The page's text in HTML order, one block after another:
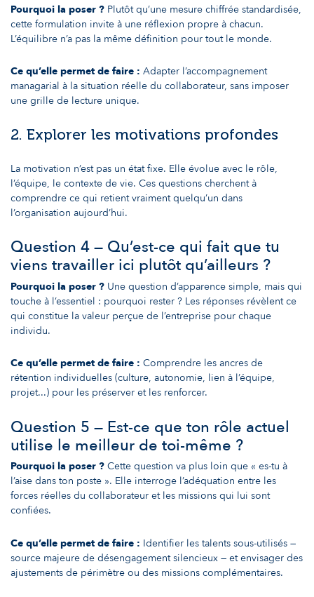
Pourquoi la poser ? Plutôt qu’une mesure chiffrée standardisée,
cette formulation invite à une réflexion propre à chacun.
L’équilibre n’a pas la même définition pour tout le monde.
Ce qu’elle permet de faire : Adapter l’accompagnement
managarial à la situation réelle du collaborateur, sans imposer
une grille de lecture unique.
2. Explorer les motivations profondes
La motivation n’est pas un état fixe. Elle évolue avec le rôle,
l’équipe, le contexte de vie. Ces questions cherchent à
comprendre ce qui retient vraiment quelqu’un dans
l’organisation aujourd’hui.
Question 4 — Qu’est-ce qui fait que tu
viens travailler ici plutôt qu’ailleurs ?
Pourquoi la poser ? Une question d’apparence simple, mais qui
touche à l’essentiel : pourquoi rester ? Les réponses révèlent ce
qui constitue la valeur perçue de l’entreprise pour chaque
individu.
Ce qu’elle permet de faire : Comprendre les ancres de
rétention individuelles (culture, autonomie, lien à l’équipe,
projet...) pour les préserver et les renforcer.
Question 5 — Est-ce que ton rôle actuel
utilise le meilleur de toi-même ?
Pourquoi la poser ? Cette question va plus loin que « es-tu à
l’aise dans ton poste ». Elle interroge l’adéquation entre les
forces réelles du collaborateur et les missions qui lui sont
confiées.
Ce qu’elle permet de faire : Identifier les talents sous-utilisés —
source majeure de désengagement silencieux — et envisager des
ajustements de périmètre ou des missions complémentaires.